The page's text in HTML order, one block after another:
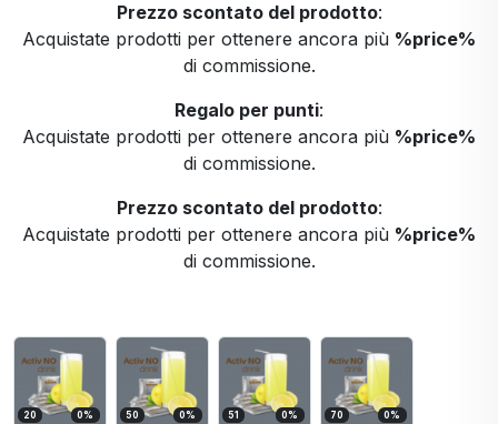
Prezzo scontato del prodotto:
Acquistate prodotti per ottenere ancora più %price%
di commissione.
Regalo per punti:
Acquistate prodotti per ottenere ancora più %price%
di commissione.
Prezzo scontato del prodotto:
Acquistate prodotti per ottenere ancora più %price%
di commissione.
20 0% 50 0% 51 0% 70 0%